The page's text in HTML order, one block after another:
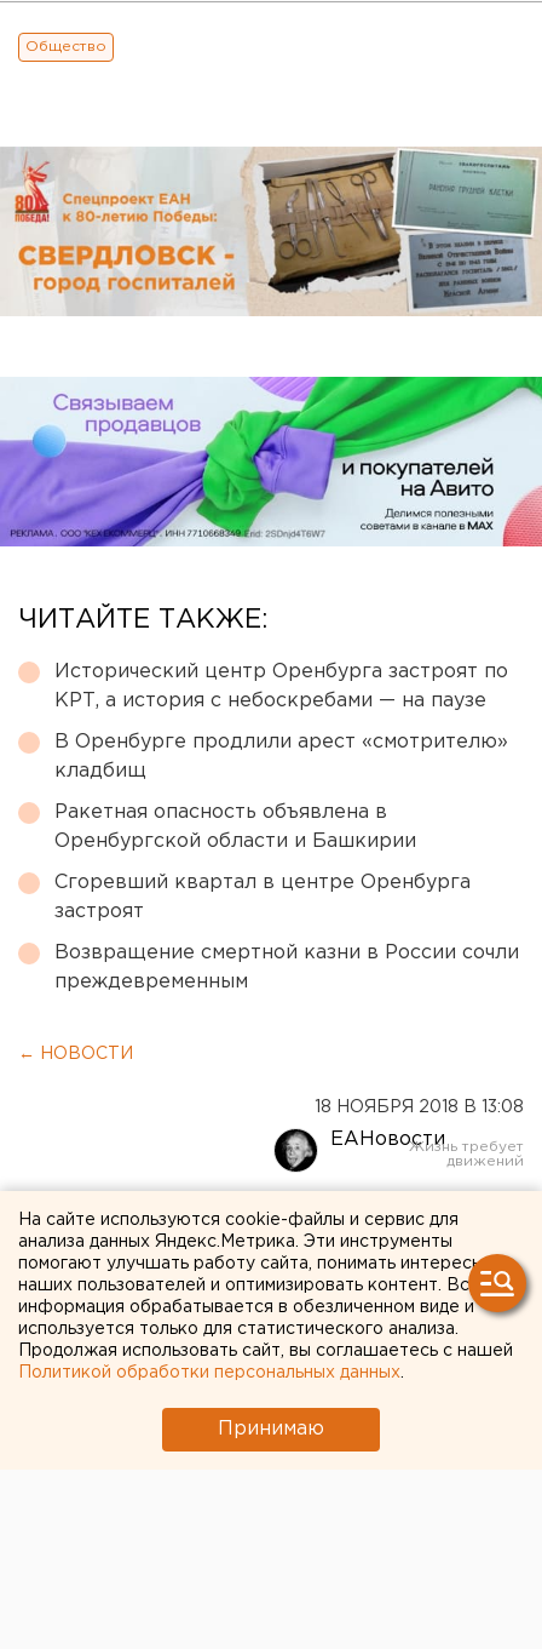
Общество
ЧИТАЙТЕ ТАКЖЕ:
Исторический центр Оренбурга застроят по
КРТ, а история с небоскребами — на паузе
В Оренбурге продлили арест «смотрителю»
кладбищ
Ракетная опасность объявлена в
Оренбургской области и Башкирии
Сгоревший квартал в центре Оренбурга
застроят
Возвращение смертной казни в России сочли
преждевременным
← НОВОСТИ
18 НОЯБРЯ 2018 В 13:08
ЕАНовости
Уральских губернаторов
оценят по «мусорной
реформе»
На сайте используются cookie-файлы и сервис для
анализа данных Яндекс.Метрика. Эти инструменты
помогают улучшать работу сайта, понимать интересы
наших пользователей и оптимизировать контент. Вся
информация обрабатывается в обезличенном виде и
используется только для статистического анализа.
Продолжая использовать сайт, вы соглашаетесь с нашей
Политикой обработки персональных данных
Принимаю